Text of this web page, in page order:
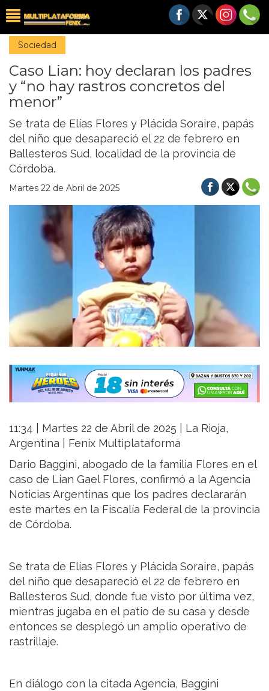
Sociedad
Caso Lian: hoy declaran los padres
y “no hay rastros concretos del
menor”
Se trata de Elías Flores y Plácida Soraire, papás
del niño que desapareció el 22 de febrero en
Ballesteros Sud, localidad de la provincia de
Córdoba.
Martes 22 de Abril de 2025
11:34 | Martes 22 de Abril de 2025 | La Rioja,
Argentina | Fenix Multiplataforma
Dario Baggini, abogado de la familia Flores en el
caso de Lian Gael Flores, confirmó a la Agencia
Noticias Argentinas que los padres declararán
este martes en la Fiscalía Federal de la provincia
de Córdoba.
Se trata de Elías Flores y Plácida Soraire, papás
del niño que desapareció el 22 de febrero en
Ballesteros Sud, donde fue visto por última vez,
mientras jugaba en el patio de su casa y desde
entonces se desplegó un amplio operativo de
rastrillaje.
En diálogo con la citada Agencia, Baggini